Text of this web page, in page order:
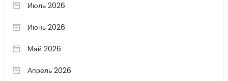
Июль 2026
Июнь 2026
Май 2026
Апрель 2026